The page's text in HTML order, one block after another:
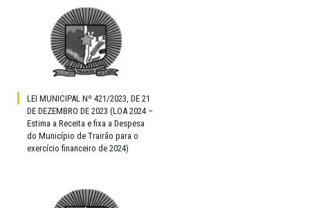
LEI MUNICIPAL Nº 421/2023, DE 21
DE DEZEMBRO DE 2023 (LOA 2024 –
Estima a Receita e fixa a Despesa
do Município de Trairão para o
exercício financeiro de 2024)